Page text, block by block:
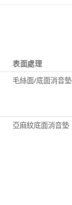
表面處理
毛絲面/底面消音墊
亞麻紋底面消音墊